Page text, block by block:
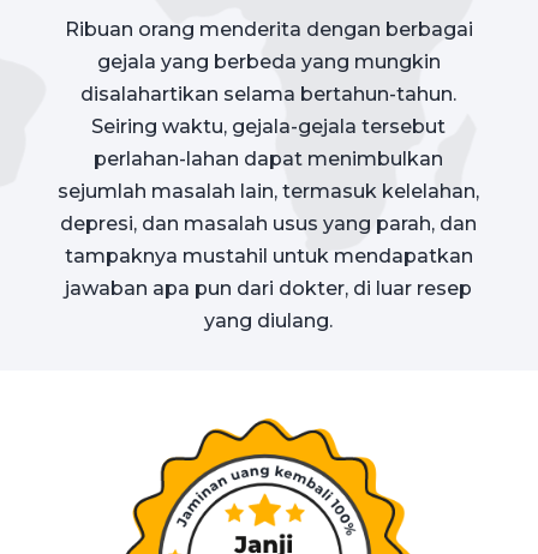
Ribuan orang menderita dengan berbagai
gejala yang berbeda yang mungkin
disalahartikan selama bertahun-tahun.
Seiring waktu, gejala-gejala tersebut
perlahan-lahan dapat menimbulkan
sejumlah masalah lain, termasuk kelelahan,
depresi, dan masalah usus yang parah, dan
tampaknya mustahil untuk mendapatkan
jawaban apa pun dari dokter, di luar resep
yang diulang.